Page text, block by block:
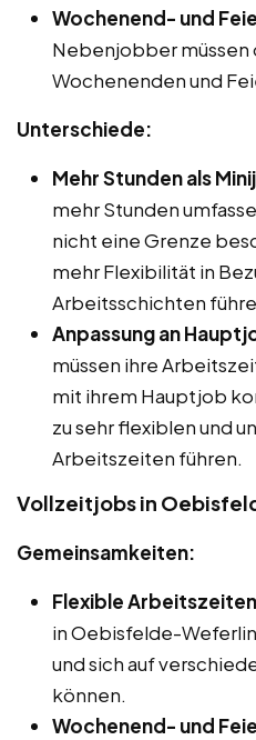
Wochenend- und
Nebenjobber müssen
Wochenenden und
Unterschiede:
Mehr Stunden als
mehr Stunden
nicht eine Grenze
mehr Flexibilität in
Arbeitsschichten
Anpassung an
müssen ihre
mit ihrem Hauptjob
zu sehr flexiblen und
Arbeitszeiten führen.
Vollzeitjobs in
Gemeinsamkeiten:
Flexible
in Oebisfelde-
und sich auf
können.
Wochenend- und